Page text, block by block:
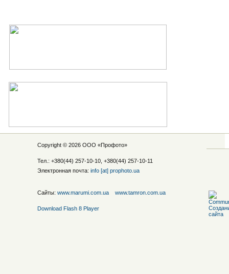
Copyright © 2026 ООО «Профото»
Тел.: +380(44) 257-10-10, +380(44) 257-10-11
Электронная почта: info [at] prophoto.ua
Сайты: www.marumi.com.ua www.tamron.com.ua
Download Flash 8 Player